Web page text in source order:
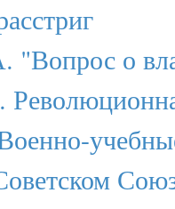
о